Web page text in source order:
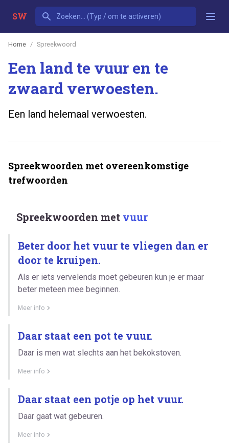
SW
Home Spreekwoord
Een land te vuur en te
zwaard verwoesten.
Een land helemaal verwoesten.
Spreekwoorden met overeenkomstige
trefwoorden
Spreekwoorden met vuur
Beter door het vuur te vliegen dan er
door te kruipen.
Als er iets vervelends moet gebeuren kun je er maar
beter meteen mee beginnen.
Meer info
Daar staat een pot te vuur.
Daar is men wat slechts aan het bekokstoven.
Meer info
Daar staat een potje op het vuur.
Daar gaat wat gebeuren.
Meer info